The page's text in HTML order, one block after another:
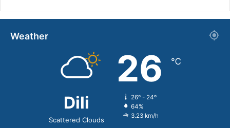
Weather
Dili
Scattered Clouds
26 ℃
26º - 24º
64%
3.23 km/h